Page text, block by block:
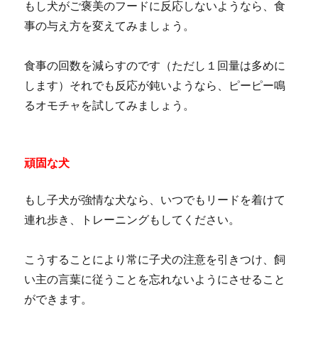
もし犬がご褒美のフードに反応しないようなら、食
事の与え方を変えてみましょう。
食事の回数を減らすのです（ただし１回量は多めに
します）それでも反応が鈍いようなら、ピーピー鳴
るオモチャを試してみましょう。
頑固な犬
もし子犬が強情な犬なら、いつでもリードを着けて
連れ歩き、トレーニングもしてください。
こうすることにより常に子犬の注意を引きつけ、飼
い主の言葉に従うことを忘れないようにさせること
ができます。